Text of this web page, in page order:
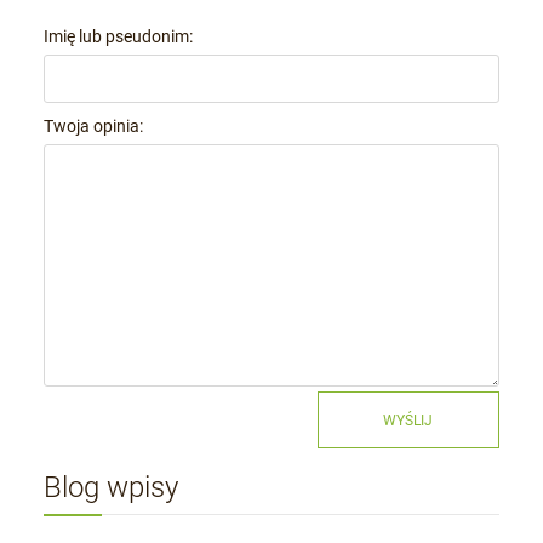
Imię lub pseudonim:
Twoja opinia:
WYŚLIJ
Blog wpisy